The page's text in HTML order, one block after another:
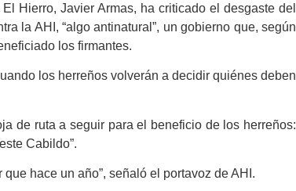
Hierro, Javier Armas, ha criticado el desgaste del
la AHI, “algo antinatural”, un gobierno que, según
los firmantes.
los herreños volverán a decidir quiénes deben
de ruta a seguir para el beneficio de los herreños:
Cabildo”.
hace un año”, señaló el portavoz de AHI.